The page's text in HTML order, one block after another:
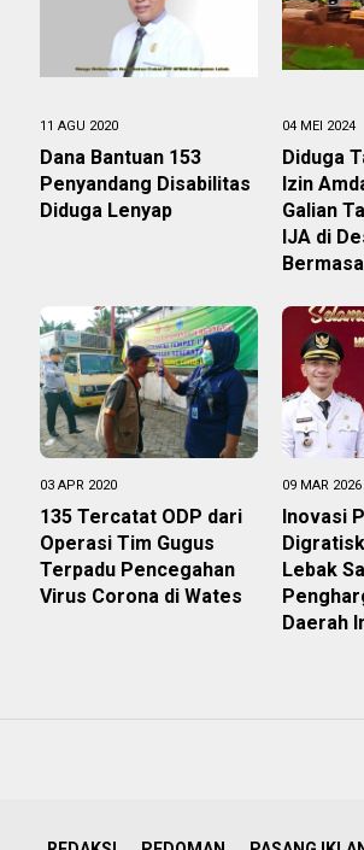
11 AGU 2020
Dana Bantuan 153
Penyandang Disabilitas
Diduga Lenyap
04 MEI 2024
Diduga
Izin
Galian
IJA di
03 APR 2020
135 Tercatat ODP dari
Operasi Tim Gugus
Terpadu Pencegahan
Virus Corona di Wates
09 MAR 2026
Inovasi
Lebak
Daerah